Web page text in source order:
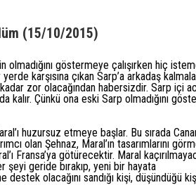
(15/10/2015)
olmadığını göstermeye çalışırken hiç
karşısına çıkan Sarp’a arkadaş
zor olacağından habersizdir. Sarp içi
kalır. Çünkü ona eski Sarp olmadığını
huzursuz etmeye başlar. Bu sırada
olan Şehnaz, Maral’ın tasarımlarını
Fransa’ya götürecektir. Maral
şeyi geride bırakıp, yeni bir hayata
destek olacağını sandığı kişi, düşündüğü